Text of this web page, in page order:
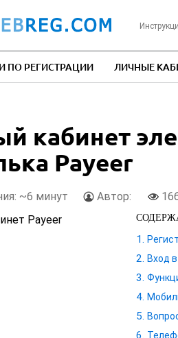
ПО РЕГИСТРАЦИИ ЛИЧНЫЕ
кабинет
Payeer
~6 минут Автор:
Вход